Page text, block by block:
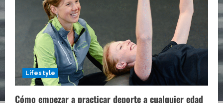
Lifestyle
Cómo empezar a practicar deporte a cualquier edad